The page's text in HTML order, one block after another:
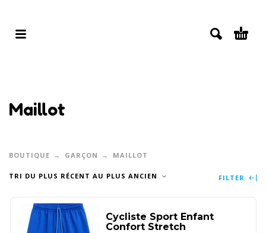
Maillot
BOUTIQUE GARÇON MAILLOT
TRI DU PLUS RÉCENT AU PLUS ANCIEN FILTER
Cycliste Sport Enfant
Confort Stretch